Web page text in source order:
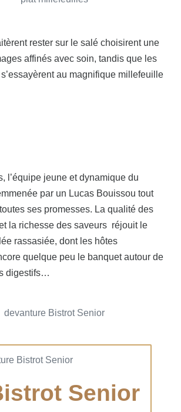
rester sur le salé choisirent une
affinés avec soin, tandis que les
au magnifique millefeuille
l’équipe jeune et dynamique du
par un Lucas Bouissou tout
ses promesses. La qualité des
la richesse des saveurs réjouit le
rassasiée, dont les hôtes
quelque peu le banquet autour de
digestifs…
Senior